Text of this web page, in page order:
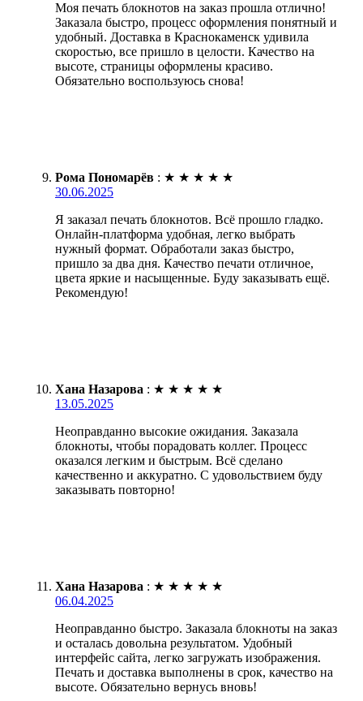
Моя печать блокнотов на заказ прошла отлично!
Заказала быстро, процесс оформления понятный и
удобный. Доставка в Краснокаменск удивила
скоростью, все пришло в целости. Качество на
высоте, страницы оформлены красиво.
Обязательно воспользуюсь снова!
Рома Пономарёв : ★ ★ ★ ★ ★
30.06.2025
Я заказал печать блокнотов. Всё прошло гладко.
Онлайн-платформа удобная, легко выбрать
нужный формат. Обработали заказ быстро,
пришло за два дня. Качество печати отличное,
цвета яркие и насыщенные. Буду заказывать ещё.
Рекомендую!
Хана Назарова : ★ ★ ★ ★ ★
13.05.2025
Неоправданно высокие ожидания. Заказала
блокноты, чтобы порадовать коллег. Процесс
оказался легким и быстрым. Всё сделано
качественно и аккуратно. С удовольствием буду
заказывать повторно!
Хана Назарова : ★ ★ ★ ★ ★
06.04.2025
Неоправданно быстро. Заказала блокноты на заказ
и осталась довольна результатом. Удобный
интерфейс сайта, легко загружать изображения.
Печать и доставка выполнены в срок, качество на
высоте. Обязательно вернусь вновь!